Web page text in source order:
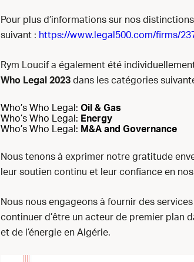
Pour plus d’informations sur nos
suivant : https://www.legal500.com/firms/
Rym Loucif a également été
Who Legal 2023 dans les catégories
Who’s Who Legal: Oil & Gas
Who’s Who Legal: Energy
Who’s Who Legal: M&A and Governance
Nous tenons à exprimer notre gratitude
leur soutien continu et leur confiance en
Nous nous engageons à fournir des
continuer d’être un acteur de premier plan
et de l’énergie en Algérie.